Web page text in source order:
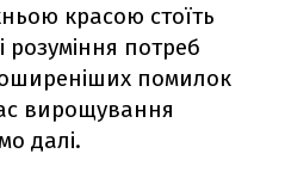
красою стоїть
потреб
помилок
вирощування
далі.